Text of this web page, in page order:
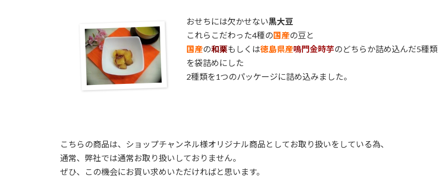
おせちには欠かせない黒大豆
これらこだわった4種の国産の豆と
国産の和栗もしくは徳島県産鳴門金時芋のどちらか詰め込んだ5種類
を袋詰めにした
2種類を1つのパッケージに詰め込みました。
こちらの商品は、ショップチャンネル様オリジナル商品としてお取り扱いをしている為、
通常、弊社では通常お取り扱いしておりません。
ぜひ、この機会にお買い求めいただければと思います。